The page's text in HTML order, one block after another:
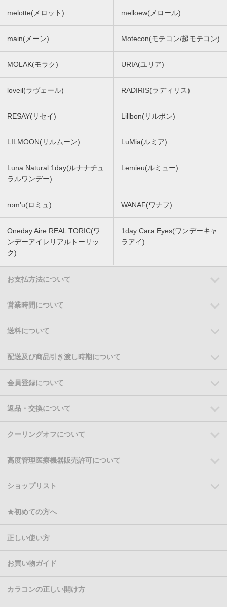
melotte(メロット) melloew(メロール)
main(メーン) Motecon(モテコン/超モテコン)
MOLAK(モラク) URIA(ユリア)
loveil(ラヴェール) RADIRIS(ラディリス)
RESAY(リセイ) Lillbon(リルボン)
LILMOON(リルムーン) LuMia(ルミア)
Luna Natural 1day(ルナナチュ
ラルワンデー)
Lemieu(ルミュー)
rom'u(ロミュ) WANAF(ワナフ)
Oneday Aire REAL TORIC(ワ
ンデーアイレリアルトーリッ
ク)
1day Cara Eyes(ワンデーキャ
ラアイ)
お支払方法について
営業時間について
送料について
配送及び商品引き渡し時期について
会員登録について
返品・交換について
クーリングオフについて
高度管理医療機器販売許可について
ショップリスト
★初めての方へ
正しい使い方
お買い物ガイド
カラコンの正しい開け方